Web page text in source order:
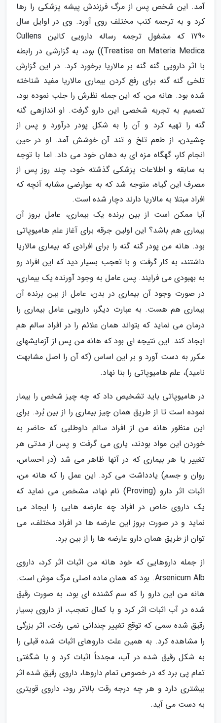
آمد. این شخص پس از مرگ فرزندش پیشه پزشکی را رها
کرد و به ترجمه کتب مختلف روی آورد. وی در اوایل سال
1790 که مشغول ترجمه رساله دارویی کالین Cullens
Treatise on Materia Medica)) بود، به گزارشی در رابطه
با اثر دارویی گنه گنه بر مالاریا برخورد کرد. در این گزارش
تلخی گنه گنه برای رفع کردن بیماری مالاریا مفید شناخته
شده بود. هانه من، که این جمله نظرش را جلب نموده بود،
تصمیم به تجربه شخصی این دارو گرفت. او اندازهی گنه
گنه را تهیه کرد و آن را به شکل پودر درآورد و پس از
چشیدن، از طعم تلخ و تند آن خوشش آمد. او در حین
انجام کار، گهگاه مزه ای به دهان خود می داد. اما با توجه
به سابقه و اطلاعات پزشکی گذشته خود، چند روز پس از
مصرف این گیاه، متوجه شد که به عوارضی مشابه آنچه که
افراد مبتلا به مالاریا دارند دچار شده است.
آیا ممکن است از بین برنده یک بیماری، عامل بروز آن
بیماری هم باشد؟ این اولین جرقه برای آغاز علم هامیوپاتی
بود. هانه من پودر گنه گنه را برای افرادی که بیماری مالاریا
داشتند، به کار گرفت و با تعجب بسیار دید که این افراد رو
به بهبودی می فرایند. پس عامل به وجود آورنده یک بیماری،
در صورت وجود آن بیماری در بدن، عامل از بین برنده آن
بیماری هم هست. به عبارت دیگر، دارویی عامل بیماری را
درمان می نماید که بتواند همان علائم را در افراد سالم هم
ایجاد کند. این نتیجه ای بود که هانه من پس از آزمایشهای
مکرر به دست آورد و بر این اساس (که آن را اصل مشابهت
نامید)، علم هامیوپاتی را بنا نهاد.
در هامیوپاتی باید تشخیص داد که چه چیز شخص را بیمار
نموده است تا از طریق همان چیز بیماری را از بین بُرد. برای
این منظور هانه من از افراد سالم داوطلبی که حاضر به
خوردن این مواد بودند، یاری می گرفت و پس از مدتی هر
تغییر یا هر بیماری که در آنها ظاهر می شد (در احساس،
روان و جسم) یادداشت می کرد. این عمل را که هانه من،
اثبات اثر دارو (Proving) نام نهاد، مشخص می نماید که
یک داروی خاص در افراد چه عارضه هایی را ایجاد می
نماید و در صورت بروز این عارضه ها در افراد مختلف، می
توان از طریق همان دارو عارضه ها را از بین برد.
از جمله داروهایی که خود هانه من اثبات اثر کرد، داروی
Arsenicum Alb. بود که همان ماده اصلی مرگ موش است.
هانه من این دارو را که سم کشنده ای بود، به صورت رقیق
شده در آب اثبات اثر کرد و با کمال تعجب، از داروی بسیار
رقیق شده سمی که توقع تغییر چندانی نمی رفت، اثر بزرگی
را مشاهده کرد. به همین علت داروهای اثبات شده قبلی را
به شکل رقیق شده در آب، مجدداً اثبات کرد و با شگفتی
تمام پی برد که در خصوص تمام داروها، داروی رقیق شده اثر
بیشتری دارد و هر چه درجه رقت بالاتر رود، داروی قویتری
به دست می آید.